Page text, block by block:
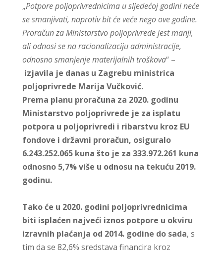
„Potpore poljoprivrednicima u sljedećoj godini neće
se smanjivati, naprotiv bit će veće nego ove godine.
Proračun za Ministarstvo poljoprivrede jest manji,
ali odnosi se na racionalizaciju administracije,
odnosno smanjenje materijalnih troškova“ –
izjavila je danas u Zagrebu ministrica
poljoprivrede Marija Vučković.
Prema planu proračuna za 2020. godinu
Ministarstvo poljoprivrede je za isplatu
potpora u poljoprivredi i ribarstvu kroz EU
fondove i državni proračun, osiguralo
6.243.252.065 kuna što je za 333.972.261 kuna
odnosno 5,7% više u odnosu na tekuću 2019.
godinu.
Tako će u 2020. godini poljoprivrednicima
biti isplaćen najveći iznos potpore u okviru
izravnih plaćanja od 2014. godine do sada, s
tim da se 82,6% sredstava financira kroz